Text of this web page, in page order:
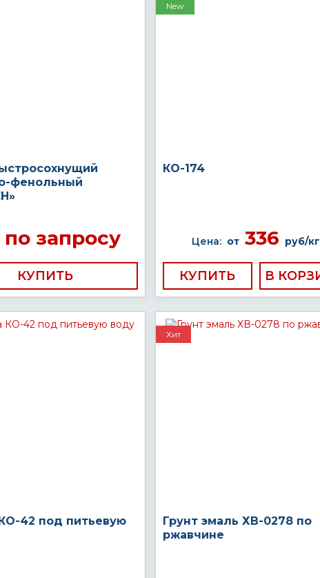
фенольный
запросу
КУПИТЬ
New
КО-174
Цена: от 336 руб/кг
КУПИТЬ
42 под питьевую
Хит
Грунт эмаль ХВ-0278 по
ржавчине